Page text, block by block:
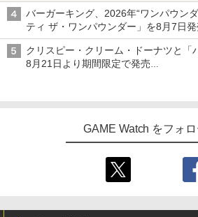
バーガーキング、2026年“ワンパウン
ティ ザ・ワンパウンダー」を8月7日発
「特製ガーリックマヨソース」を使用
クリスピー・クリーム・ドーナツと「
8月21日より期間限定で発売
GAME Watch をフォ